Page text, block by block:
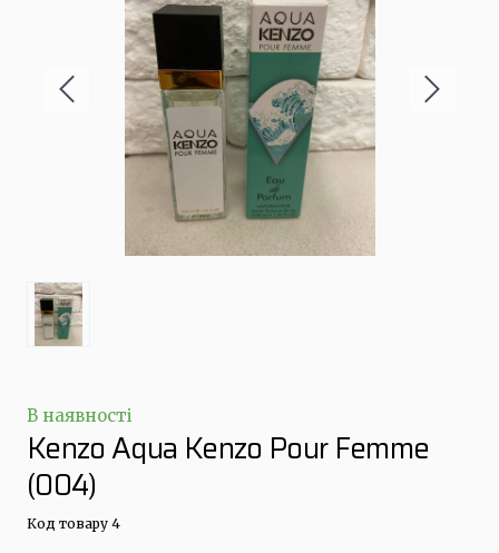
В наявності
Kenzo Aqua Kenzo Pour Femme
(004)
Код товару 4